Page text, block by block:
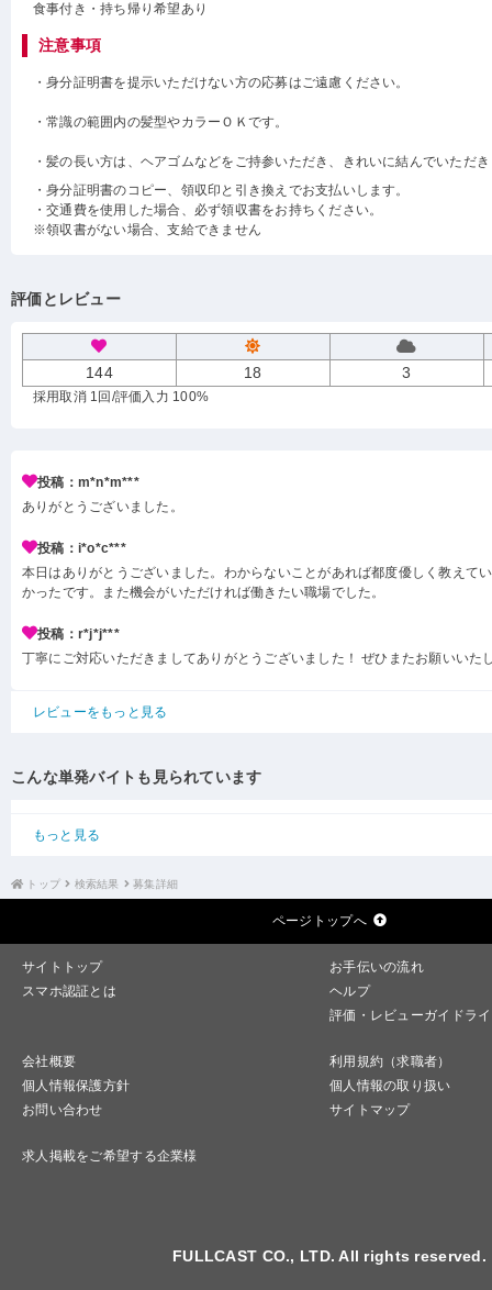
食事付き・持ち帰り希望あり
注意事項
・身分証明書を提示いただけない方の応募はご遠慮ください。
・常識の範囲内の髪型やカラーＯＫです。
・髪の長い方は、ヘアゴムなどをご持参いただき、きれいに結んでいただ
・身分証明書のコピー、領収印と引き換えでお支払いします。
・交通費を使用した場合、必ず領収書をお持ちください。
※領収書がない場合、支給できません
評価とレビュー
144 18 3
採用取消 1回 /評価入力 100%
投稿：m*n*m***
ありがとうございました。
投稿：i*o*c***
本日はありがとうございました。わからないことがあれば都度優しく教えて
かったです。また機会がいただければ働きたい職場でした。
投稿：r*j*j***
丁寧にご対応いただきましてありがとうございました！ ぜひまたお願いいた
レビューをもっと見る
こんな単発バイトも見られています
もっと見る
トップ 検索結果 募集詳細
ページトップへ
サイトトップ
お手伝いの流れ
スマホ認証とは
ヘルプ
評価・レビューガイドラ
会社概要
利用規約（求職者）
個人情報保護方針
個人情報の取り扱い
お問い合わせ
サイトマップ
求人掲載をご希望する企業様
FULLCAST CO., LTD. All rights reserved.